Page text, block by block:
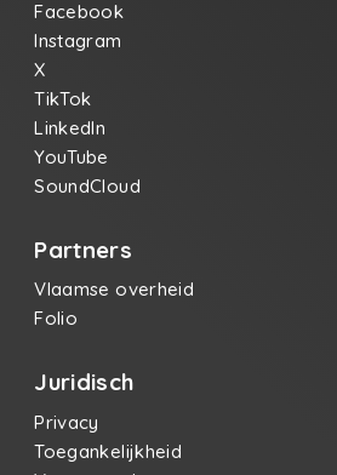
Facebook
Instagram
X
TikTok
LinkedIn
YouTube
SoundCloud
Partners
Vlaamse overheid
Folio
Juridisch
Privacy
Toegankelijkheid